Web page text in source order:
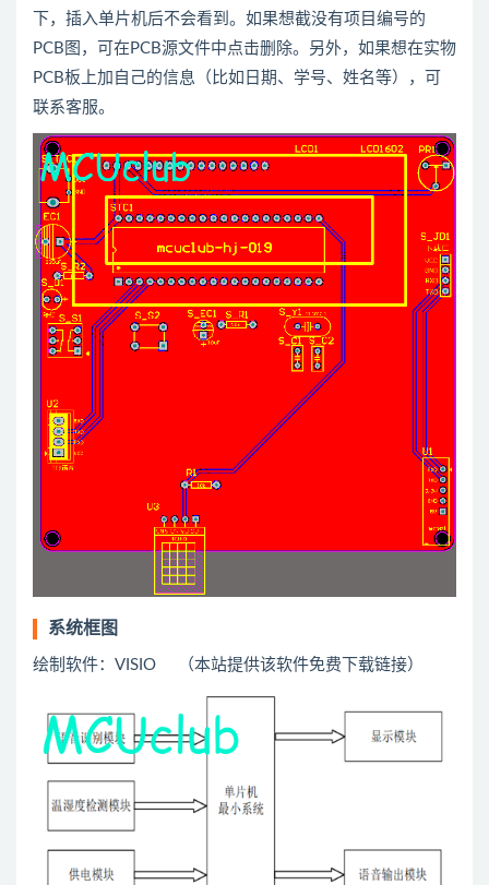
下，插入单片机后不会看到。如果想截没有项目编号的
PCB图，可在PCB源文件中点击删除。另外，如果想在实物
PCB板上加自己的信息（比如日期、学号、姓名等），可
联系客服。
系统框图
绘制软件：VISIO （本站提供该软件免费下载链接）